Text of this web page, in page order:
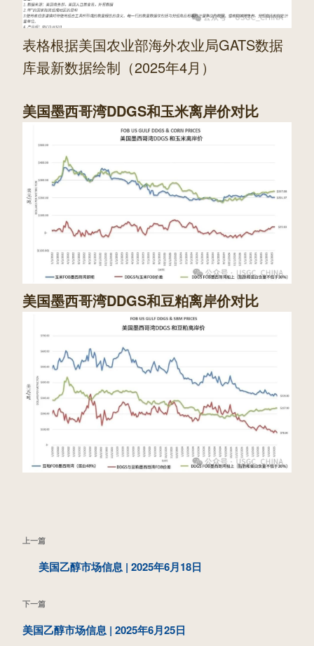
表格根据美国农业部海外农业局GATS数据
库最新数据绘制（2025年4月）
美国墨西哥湾DDGS和玉米离岸价对比
美国墨西哥湾DDGS和豆粕离岸价对比
文
章
导
航
上
文
章
上一篇
美国乙醇市场信息 | 2025年6月18日
下
一
下一篇
美国乙醇市场信息 | 2025年6月25日